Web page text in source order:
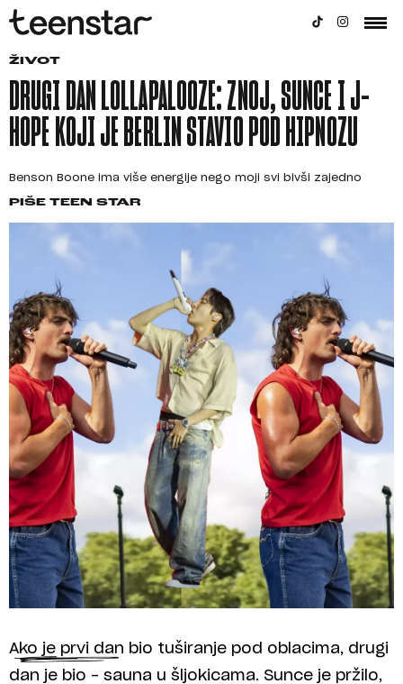
ŽIVOT
DRUGI DAN LOLLAPALOOZE: ZNOJ, SUNCE I J-
HOPE KOJI JE BERLIN STAVIO POD HIPNOZU
Benson Boone ima više energije nego moji svi bivši zajedno
PIŠE TEEN STAR
Ako je prvi dan bio tuširanje pod oblacima, drugi
dan je bio – sauna u šljokicama. Sunce je pržilo,